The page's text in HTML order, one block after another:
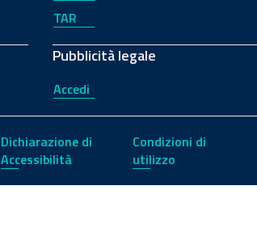
TAR
Pubblicità legale
Accedi
Dichiarazione di
Accessibilità
Condizioni di
utilizzo